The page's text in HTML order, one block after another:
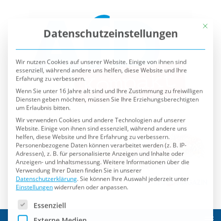
Wir nutzen Cookies auf unserer Website. Einige von ihnen sind
essenziell, während andere uns helfen, diese Website und Ihre
Erfahrung zu verbessern.
Wenn Sie unter 16 Jahre alt sind und Ihre Zustimmung zu freiwilligen
Diensten geben möchten, müssen Sie Ihre Erziehungsberechtigten
um Erlaubnis bitten.
Wir verwenden Cookies und andere Technologien auf unserer
Website. Einige von ihnen sind essenziell, während andere uns
helfen, diese Website und Ihre Erfahrung zu verbessern.
Personenbezogene Daten können verarbeitet werden (z. B. IP-
Adressen), z. B. für personalisierte Anzeigen und Inhalte oder
Anzeigen- und Inhaltsmessung.Weitere Informationen über die
Verwendung Ihrer Daten finden Sie in unserer
Datenschutzerklärung. Sie können Ihre Auswahl jederzeit unter
Einstellungenwiderrufen oder anpassen.
Es folgt eine Liste der Service-Gruppen, für die eine
Externe Medien